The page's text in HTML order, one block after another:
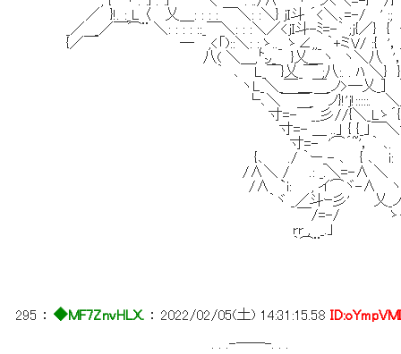
／ }!. :_L 〈 乂＿: : : : ￣＼: :＼} jI斗
_／ _／￣⌒¨ ＼: : : : ::_￣＼: : :＼／<jI斗-ﾐ=-｀
{／￣ ─ ,<「)::＼: :,ゝ.._ ゝ∠,,_ ｀+ミV/ :{ '
八( ＼＿,㌧_ }乂＿ヽ ヽ＼八 '， }:.. ／:{: :: :: :
｀ ､ L_￣}乂_￣ ;八:. . ﾊ ＼} } i: ／.
ヽL_＼_￣＿￣_ノ>─乂_] ＼
└､＼￣￣_￣ノ}!'j!:::::. ＼／}: ／
寸=-￣__彡//{＼_Lゝ´{ i {/ jI
寸=- ＿ ..」 { {_」￣＼'イ_／＼
寸=- '⌒´~'，｀ ､. ヽﾍ >/ '
{､ ./ ｀ー_- ､ { ､ i: :i:' //_／
/∧＼ / .: _.＼=-∧ ＼ ;}
/∧ `i: , イ⌒ヾ-∧ ヽ `ｰ
｀ヾ _／斗ｰ彡' 乂_ノ
￣/=-/ ゝ-'´ V/:.
rr , _.」 V/i
295 ：◆MF7ZnvHLX. ：2022/02/05(土) 14:31:15.58
. . .-――-. . .